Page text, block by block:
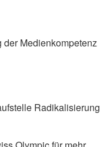
der Medienkompetenz
Radikalisierung